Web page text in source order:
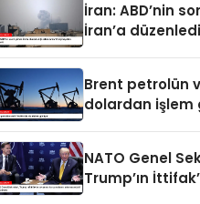
İran: ABD’nin
İran’a
Brent petrolün
dolardan işlem
NATO Genel
Trump’ın